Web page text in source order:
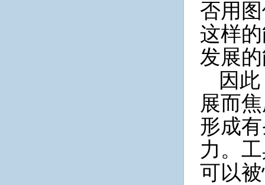
否用
这样
发展
因
展而
形成
力。
可以